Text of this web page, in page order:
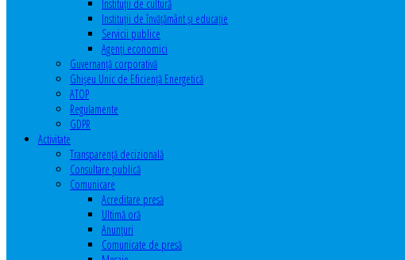
Instituţii de cultură
Instituţii de învăţământ şi educaţie
Servicii publice
Agenţi economici
Guvernanță corporativă
Ghişeu Unic de Eficienţă Energetică
ATOP
Regulamente
GDPR
Activitate
Transparenţă decizională
Consultare publică
Comunicare
Acreditare presă
Ultimă oră
Anunţuri
Comunicate de presă